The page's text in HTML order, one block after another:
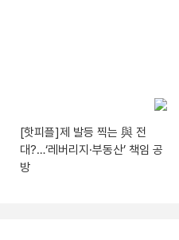
[핫피플]제 발등 찍는 與 전
대?…‘레버리지·부동산’ 책임 공
방